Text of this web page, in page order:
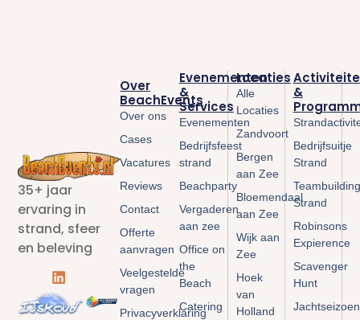
35+ jaar
ervaring in
strand, sfeer
en beleving
&
Bedrijfsuitje
Strand
Teambuilding
Strand
Robinsons
Expierence
Scavenger
Hunt
Jachtseizoen
Locaties
Alle
Locaties
Zandvoort
Bergen
aan Zee
Bloemendaal
aan Zee
Wijk aan
Zee
Hoek
van
Holland
Evenementen
&
Services
Evenementen
Bedrijfsfeest
strand
Beachparty
Vergaderen
aan zee
Office on
the
Beach
Catering
Over
BeachEvents
Over ons
Cases
Vacatures
Reviews
Contact
Offerte
aanvragen
Veelgestelde
vragen
Privacyverklaring